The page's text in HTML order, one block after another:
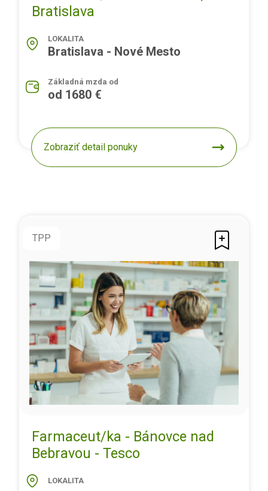
Bratislava
LOKALITA
Bratislava - Nové Mesto
Základná mzda od
od 1680 €
Zobraziť detail ponuky
TPP
Farmaceut/ka - Bánovce nad
Bebravou - Tesco
LOKALITA